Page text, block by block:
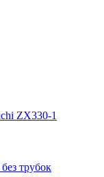
ZX330-1
трубок